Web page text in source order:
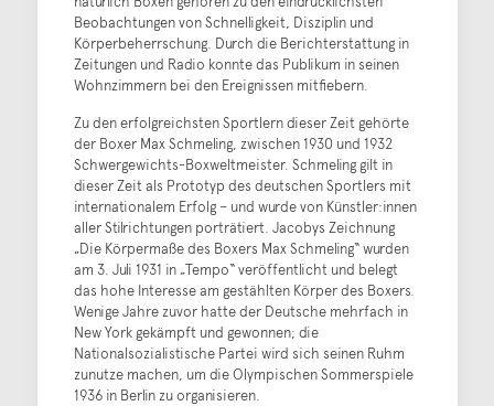
Beobachtungen von Schnelligkeit, Disziplin und
Körperbeherrschung. Durch die Berichterstattung in
Zeitungen und Radio konnte das Publikum in seinen
Wohnzimmern bei den Ereignissen mitfiebern.
Zu den erfolgreichsten Sportlern dieser Zeit gehörte
der Boxer Max Schmeling, zwischen 1930 und 1932
Schwergewichts-Boxweltmeister. Schmeling gilt in
dieser Zeit als Prototyp des deutschen Sportlers mit
internationalem Erfolg – und wurde von Künstler:innen
aller Stilrichtungen porträtiert. Jacobys Zeichnung
„Die Körpermaße des Boxers Max Schmeling“ wurden
am 3. Juli 1931 in „Tempo“ veröffentlicht und belegt
das hohe Interesse am gestählten Körper des Boxers.
Wenige Jahre zuvor hatte der Deutsche mehrfach in
New York gekämpft und gewonnen; die
Nationalsozialistische Partei wird sich seinen Ruhm
zunutze machen, um die Olympischen Sommerspiele
1936 in Berlin zu organisieren.